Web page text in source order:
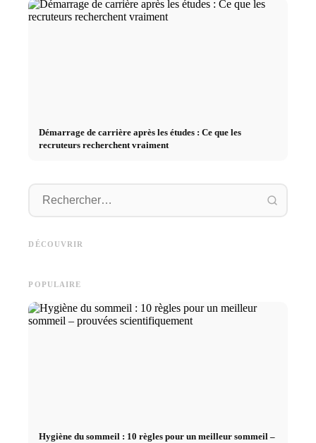
Démarrage de carrière après les études : Ce que les
recruteurs recherchent vraiment
DÉCOUVRIR
Deutschlandstipendium, BAföG
und smarte Spartipps
POPULAIRE
Hygiène du sommeil : 10 règles pour un meilleur sommeil –